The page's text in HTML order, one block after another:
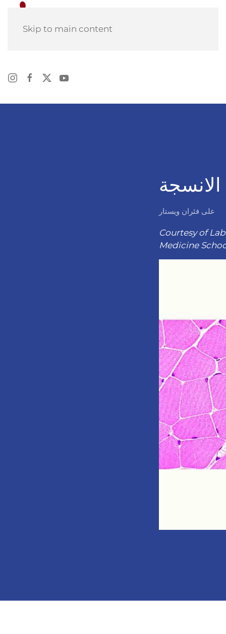
Skip to main content
على فئران ويستار
Courtesy of
Medicine